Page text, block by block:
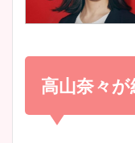
高山奈々が